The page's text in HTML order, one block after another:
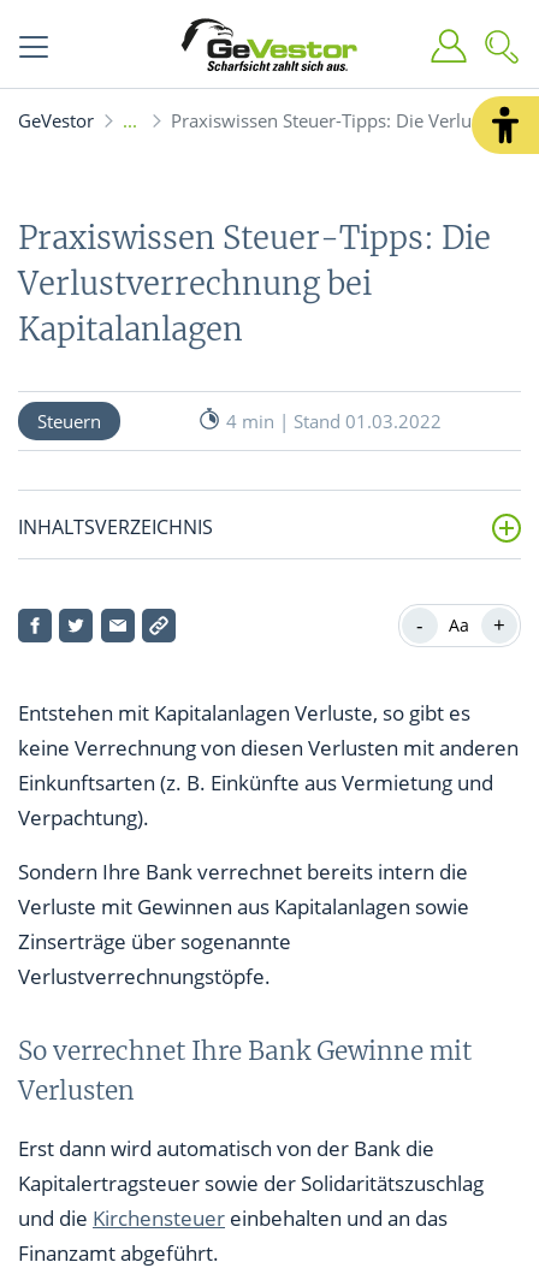
GeVestor Praxiswissen Steuer-Tipps: Die
Praxiswissen Steuer-Tipps: Die
Verlustverrechnung bei
Kapitalanlagen
Steuern 4 min | Stand 01.03.2022
INHALTSVERZEICHNIS
Diese drei Verlustverrechnungstöpfe führt Ihre Bank
So funktioniert die Ehegattenübergreifende
Verlustverrechnung
Die bankenübergreifende Verlustverrechnung: Bis
Stichtag 31.12.2013: Noch bestehende Altverluste
- Aa +
Entstehen mit Kapitalanlagen Verluste, so gibt es
keine Verrechnung von diesen Verlusten mit anderen
Einkunftsarten (z. B. Einkünfte aus Vermietung und
Verpachtung).
Sondern Ihre Bank verrechnet bereits intern die
Verluste mit Gewinnen aus Kapitalanlagen sowie
Zinserträge über sogenannte
Verlustverrechnungstöpfe.
So verrechnet Ihre Bank Gewinne mit
Verlusten
Erst dann wird automatisch von der Bank die
Kapitalertragsteuer sowie der Solidaritätszuschlag
und die Kirchensteuer einbehalten und an das
Finanzamt abgeführt.